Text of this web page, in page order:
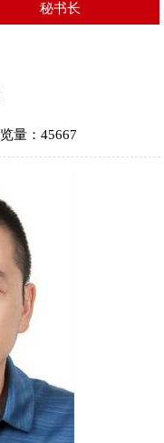
秘书长
量：45667